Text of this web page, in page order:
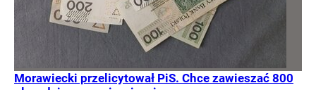
Morawiecki przelicytował PiS. Chce zawieszać 800